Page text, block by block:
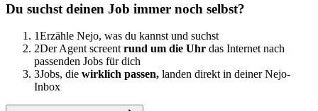
Du suchst deinen Job immer noch selbst?
1Erzähle Nejo, was du kannst und suchst
2Der Agent screent rund um die Uhr das Internet nach
passenden Jobs für dich
3Jobs, die wirklich passen, landen direkt in deiner Nejo-
Inbox